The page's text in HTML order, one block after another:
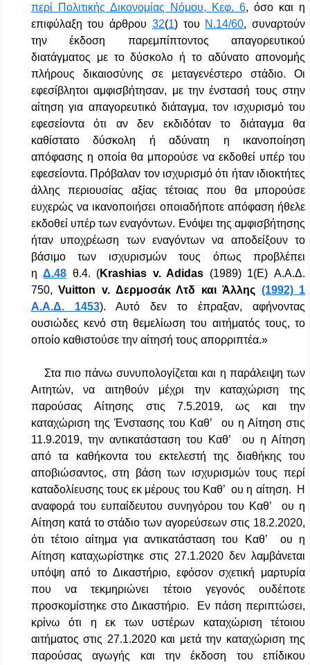
περί Πολιτικής Δικονομίας Νόμου, Κεφ. 6, όσο και η
επιφύλαξη του άρθρου 32(1) του Ν.14/60, συναρτούν
την έκδοση παρεμπίπτοντος απαγορευτικού
διατάγματος με το δύσκολο ή το αδύνατο απονομής
πλήρους δικαιοσύνης σε μεταγενέστερο στάδιο. Οι
εφεσίβλητοι αμφισβήτησαν, με την ένστασή τους στην
αίτηση για απαγορευτικό διάταγμα, τον ισχυρισμό του
εφεσείοντα ότι αν δεν εκδιδόταν το διάταγμα θα
καθίστατο δύσκολη ή αδύνατη η ικανοποίηση
απόφασης η οποία θα μπορούσε να εκδοθεί υπέρ του
εφεσείοντα. Πρόβαλαν τον ισχυρισμό ότι ήταν ιδιοκτήτες
άλλης περιουσίας αξίας τέτοιας που θα μπορούσε
ευχερώς να ικανοποιήσει οποιαδήποτε απόφαση ήθελε
εκδοθεί υπέρ των εναγόντων. Ενόψει της αμφισβήτησης
ήταν υποχρέωση των εναγόντων να αποδείξουν το
βάσιμο των ισχυρισμών τους όπως προβλέπει
ηΔ.48 θ.4. (Krashias v. Adidas (1989) 1(Ε) Α.Α.Δ.
750,Vuitton v. Δερμοσάκ Λτδ και Άλλης (1992) 1
Α.Α.Δ. 1453). Αυτό δεν το έπραξαν, αφήνοντας
ουσιώδες κενό στη θεμελίωση του αιτήματός τους, το
οποίο καθιστούσε την αίτησή τους απορριπτέα.»
Στα πιο πάνω συνυπολογίζεται και η παράλειψη των
Αιτητών, να αιτηθούν μέχρι την καταχώριση της
παρούσας Αίτησης στις 7.5.2019, ως και την
καταχώριση της Ένστασης του Καθ’ ου η Αίτηση στις
11.9.2019, την αντικατάσταση του Καθ’ ου η Αίτηση
από τα καθήκοντα του εκτελεστή της διαθήκης του
αποβιώσαντος, στη βάση των ισχυρισμών τους περί
καταδολίευσης τους εκ μέρους του Καθ’ ου η αίτηση. Η
αναφορά του ευπαίδευτου συνηγόρου του Καθ’ ου η
Αίτηση κατά το στάδιο των αγορεύσεων στις 18.2.2020,
ότι τέτοιο αίτημα για αντικατάσταση του Καθ’ ου η
Αίτηση καταχωρίστηκε στις 27.1.2020 δεν λαμβάνεται
υπόψη από το Δικαστήριο, εφόσον σχετική μαρτυρία
που να τεκμηριώνει τέτοιο γεγονός ουδέποτε
προσκομίστηκε στο Δικαστήριο. Εν πάση περιπτώσει,
κρίνω ότι η εκ των υστέρων καταχώριση τέτοιου
αιτήματος στις 27.1.2020 και μετά την καταχώριση της
παρούσας αγωγής και την έκδοση του επίδικου